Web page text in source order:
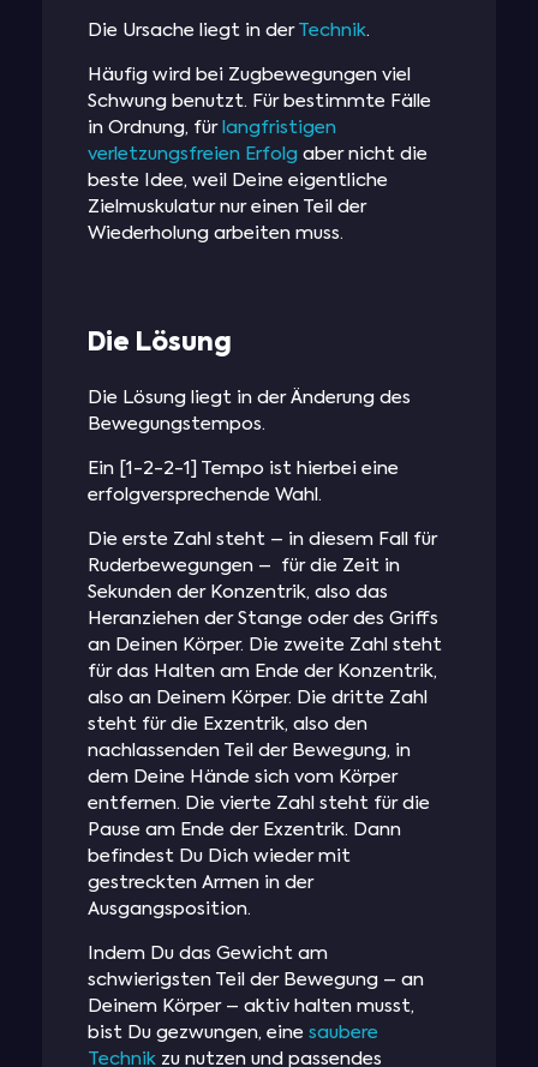
Die Ursache liegt in derTechnik.
Häufig wird bei Zugbewegungen viel
Schwung benutzt. Für bestimmte Fälle
in Ordnung, fürlangfristigen
verletzungsfreien Erfolg aber nicht die
beste Idee, weil Deine eigentliche
Zielmuskulatur nur einen Teil der
Wiederholung arbeiten muss.
Die Lösung
Die Lösung liegt in der Änderung des
Bewegungstempos.
Ein [1-2-2-1] Tempo ist hierbei eine
erfolgversprechende Wahl.
Die erste Zahl steht – in diesem Fall für
Ruderbewegungen – für die Zeit in
Sekunden der Konzentrik, also das
Heranziehen der Stange oder des Griffs
an Deinen Körper. Die zweite Zahl steht
für das Halten am Ende der Konzentrik,
also an Deinem Körper. Die dritte Zahl
steht für die Exzentrik, also den
nachlassenden Teil der Bewegung, in
dem Deine Hände sich vom Körper
entfernen. Die vierte Zahl steht für die
Pause am Ende der Exzentrik. Dann
befindest Du Dich wieder mit
gestreckten Armen in der
Ausgangsposition.
Indem Du das Gewicht am
schwierigsten Teil der Bewegung – an
Deinem Körper – aktiv halten musst,
bist Du gezwungen, eine saubere
Technikzu nutzen und passendes